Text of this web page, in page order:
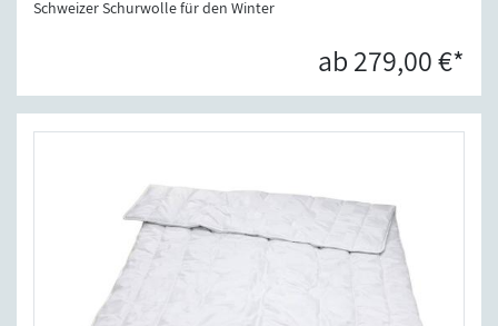
Schweizer Schurwolle für den Winter
ab 279,00 €*